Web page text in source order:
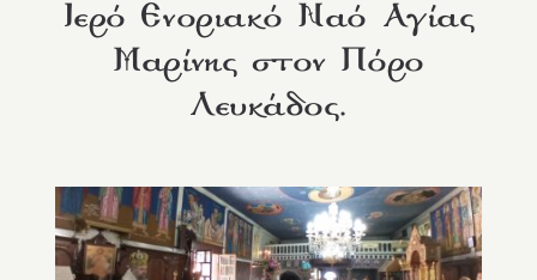
Ιερό Ενοριακό Ναό Αγίας
Μαρίνης στον Πόρο
Λευκάδος.